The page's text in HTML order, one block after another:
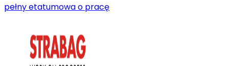
pełny etatumowa o pracę